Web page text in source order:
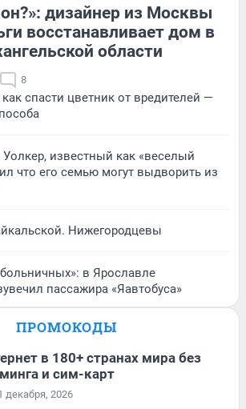
дизайнер из Москвы
восстанавливает дом в
области
8
спасти цветник от вредителей —
известный как «веселый
что его семью могут выдворить из
Нижегородцевы
в Ярославле
пассажира «Яавтобуса»
ПРОМОКОДЫ
в 180+ странах мира без
и сим-карт
декабря, 2026